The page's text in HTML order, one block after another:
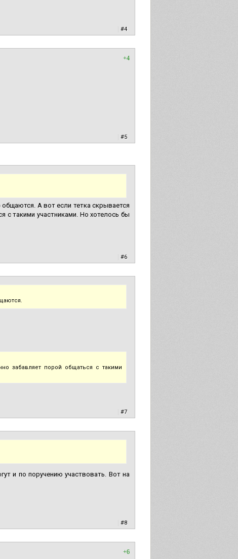
#4
+4
#5
А вот если тетка скрывается
с такими участниками. Но хотелось бы
#6
забавляет порой общаться с такими
#7
и по поручению участвовать. Вот на
#8
+6